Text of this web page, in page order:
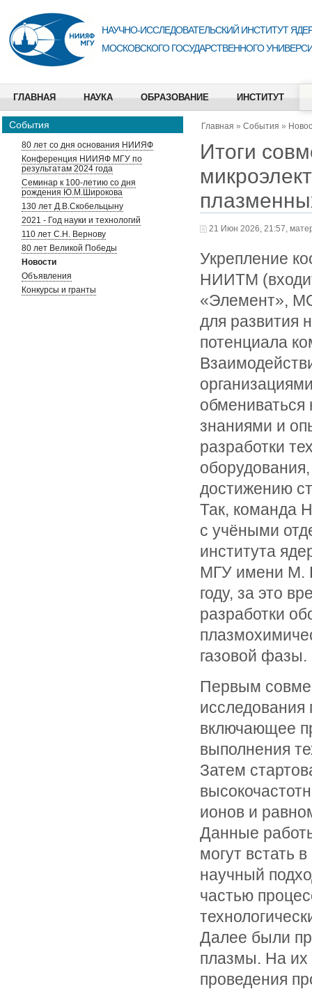
НАУЧНО-ИССЛЕДОВАТЕЛЬСКИЙ ИНСТИТУТ
МОСКОВСКОГО ГОСУДАРСТВЕННОГО
ГЛАВНАЯ НАУКА ОБРАЗОВАНИЕ ИНСТИТУТ
События
80 лет со дня основания НИИЯФ
Конференция НИИЯФ МГУ по
результатам 2024 года
Семинар к 100-летию со дня
рождения Ю.М.Широкова
130 лет Д.В.Скобельцыну
2021 - Год науки и технологий
110 лет С.Н. Вернову
80 лет Великой Победы
Новости
Объявления
Конкурсы и гранты
Главная » События »
Итоги
21 Июн 2026, 21:57,
Укрепление
НИИТМ
«Элемент»,
для развития
потенциала
знаниями и
разработки
достижению
Так, команда
с учёными
института
МГУ имени М.
году, за это
разработки
газовой фазы.
Первым
исследования
включающее
выполнения
Затем
ионов и
Данные
могут встать
научный
частью
Далее были
плазмы. На их
проведения